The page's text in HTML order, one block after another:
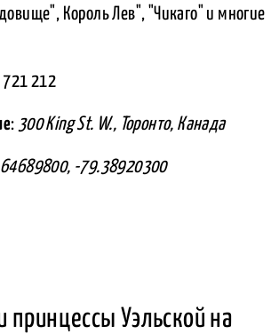
Король Лев", "Чикаго" и многие
721 212
: 300 King St. W., Торонто, Канада
-79.38920300
принцессы Уэльской на